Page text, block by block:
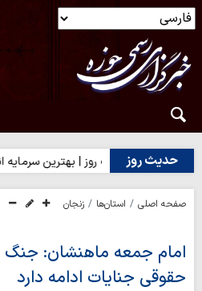
حدیث روز
حدیث روز | بهترین سرمایه انسان
صفحه اصلی استان‌ها زنجان
امام جمعه ماهنشان: جنگ
حقوقی جنایات ادامه دارد